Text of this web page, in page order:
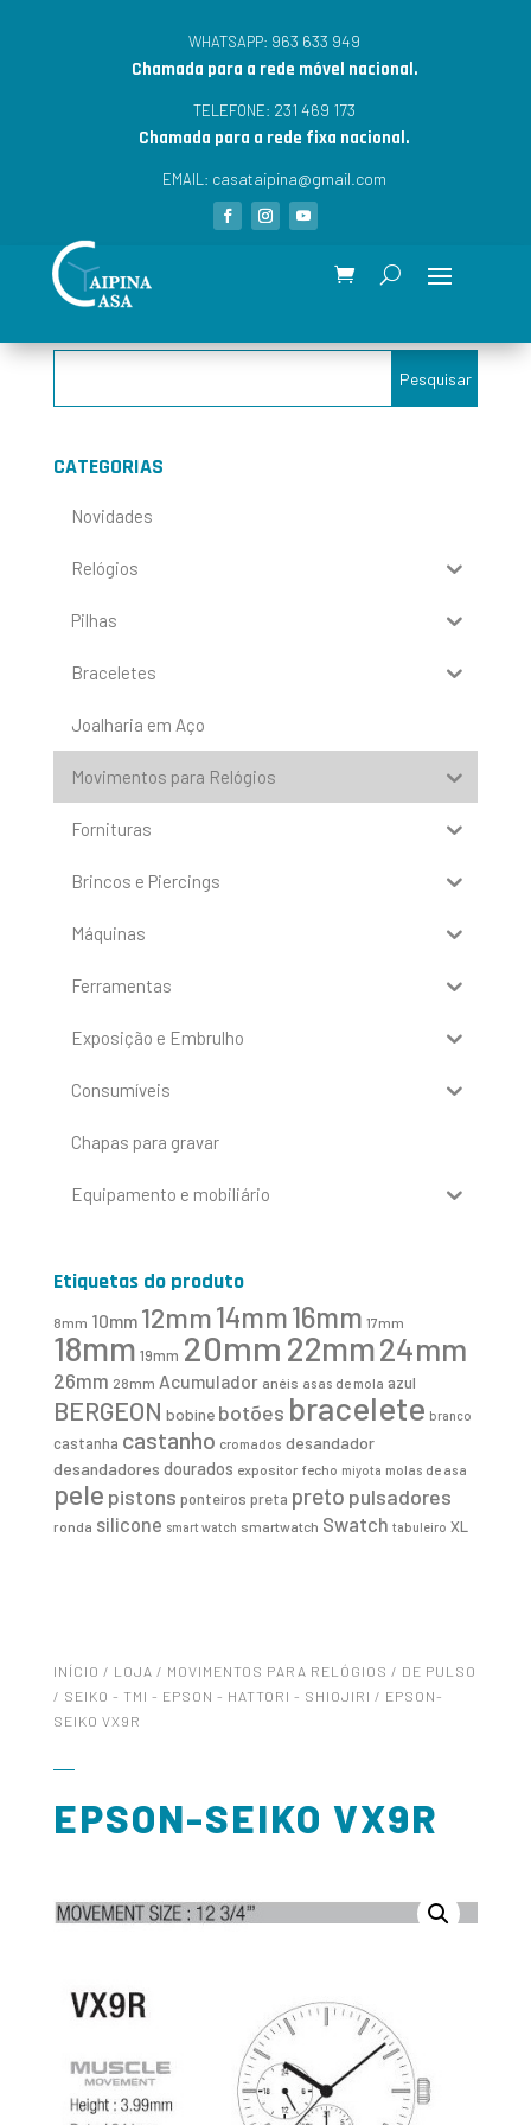
WHATSAPP: 963 633 949
Chamada para a rede móvel nacional.
TELEFONE: 231 469 173
Chamada para a rede fixa nacional.
EMAIL: casataipina@gmail.com
CATEGORIAS
Novidades
Relógios
Pilhas
Braceletes
Joalharia em Aço
Movimentos para Relógios
Fornituras
Brincos e Piercings
Máquinas
Ferramentas
Exposição e Embrulho
Consumíveis
Chapas para gravar
Equipamento e mobiliário
Etiquetas do produto
8mm 10mm 12mm14mm16mm 17mm
18mm 19mm 20mm 22mm24mm
26mm 28mm Acumulador anéis asas de mola azul
BERGEON bobine botões bracelete branco
castanha castanho cromados desandador
desandadores dourados expositor fecho miyota molas de asa
pele pistons ponteiros preta preto pulsadores
ronda silicone smart watch smartwatch Swatch tabuleiro XL
INÍCIO / LOJA / MOVIMENTOS PARA RELÓGIOS / DE PULSO
/ SEIKO - TMI - EPSON - HATTORI - SHIOJIRI / EPSON-
SEIKO VX9R
EPSON-SEIKO VX9R